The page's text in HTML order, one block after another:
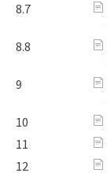
8.7
8.8
9
10
11
12